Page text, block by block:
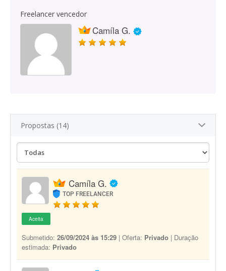
Freelancer vencedor
Camíla G.
Propostas (14)
Camíla G.
TOP FREELANCER
Aceita
Submetido: 26/09/2024 às 15:29 | Oferta: Privado | Duração
estimada: Privado